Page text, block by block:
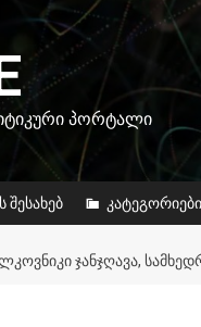
ᲞᲝᲠᲢᲐᲚᲘ
შესახებ კატეგორიები
ᲯᲐᲜᲯᲦᲐᲕᲐ,